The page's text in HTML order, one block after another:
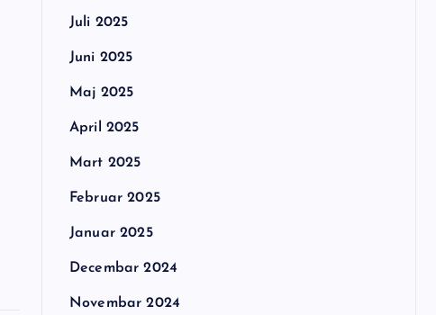
Juli 2025
Juni 2025
Maj 2025
April 2025
Mart 2025
Februar 2025
Januar 2025
Decembar 2024
Novembar 2024